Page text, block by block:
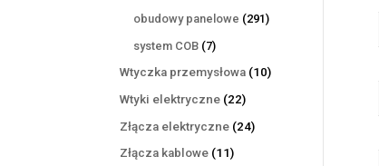
produkty
obudowy panelowe 291291
system COB 77
produktów
Wtyczka przemysłowa 1010
Wtyki elektryczne 2222
produkty
Złącza elektryczne 2424
Złącza kablowe 1111